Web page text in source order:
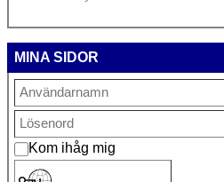
MINA SIDOR
Kom ihåg mig